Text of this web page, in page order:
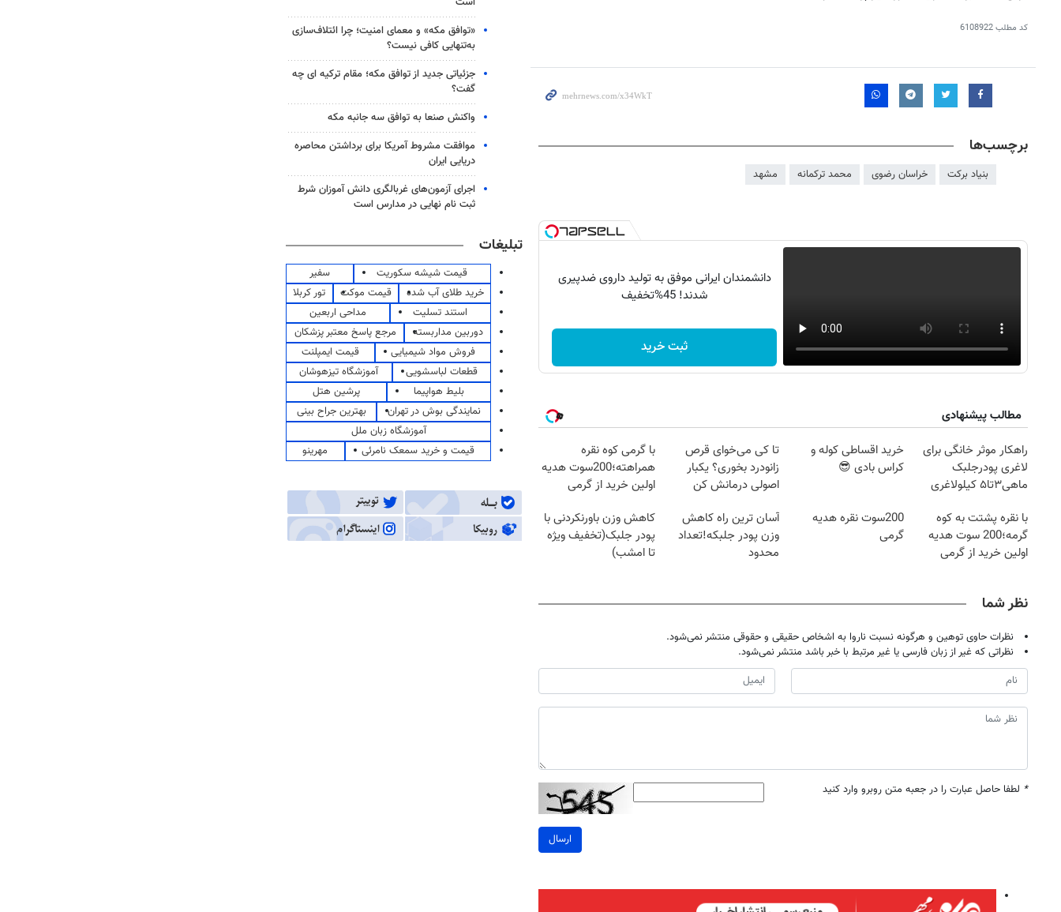
کد مطلب6108922
برچسب‌ها
بنیاد برکت خراسان رضوی محمد ترکمانه مشهد
دانشمندان ایرانی موفق به تولید داروی ضدپیری
شدند! 45%تخفیف
ثبت خرید
مطالب پیشنهادی
راهکار موثر خانگی برای
لاغری پودرجلبک
ماهی۳تا۵ کیلولاغری
خرید اقساطی کوله و
کراس بادی 😎
تا کی می‌خوای قرص
زانودرد بخوری؟ یکبار
اصولی درمانش کن
با گرمی کوه نقره
همراهته؛200سوت هدیه
اولین خرید از گرمی
با نقره پشتت به کوه
گرمه؛200 سوت هدیه
اولین خرید از گرمی
200سوت نقره هدیه
گرمی
آسان ترین راه کاهش
وزن پودر جلبکه!تعداد
محدود
کاهش وزن باورنکردنی با
پودر جلبک(تخفیف ویژه
تا امشب)
نظر شما
نظرات حاوی توهین و هرگونه نسبت ناروا به اشخاص حقیقی و حقوقی منتشر نمی‌شود.
نظراتی که غیر از زبان فارسی یا غیر مرتبط با خبر باشد منتشر نمی‌شود.
* لطفا حاصل عبارت را در جعبه متن روبرو وارد کنید
ارسال
«توافق مکه» و معمای امنیت؛ چرا ائتلاف‌سازی
به‌تنهایی کافی نیست؟
جزئیاتی جدید از توافق مکه؛ مقام ترکیه ای چه
گفت؟
واکنش صنعا به توافق سه جانبه مکه
موافقت مشروط آمریکا برای برداشتن محاصره
دریایی ایران
اجرای آزمون‌های غربالگری دانش آموزان شرط
ثبت نام نهایی در مدارس است
تبلیغات
قیمت شیشه سکوریت
سفیر
خرید طلای آب شده
قیمت موکت
تور کربلا
استند تسلیت
مداحی اربعین
دوربین مداربسته
مرجع پاسخ معتبر پزشکان
فروش مواد شیمیایی
قیمت ایمپلنت
قطعات لباسشویی
آموزشگاه تیزهوشان
بلیط هواپیما
پرشین هتل
نمایندگی بوش در تهران
بهترین جراح بینی
آموزشگاه زبان ملل
قیمت و خرید سمعک نامرئی
مهرینو